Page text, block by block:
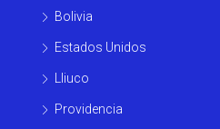
Bolivia
Estados Unidos
Lliuco
Providencia